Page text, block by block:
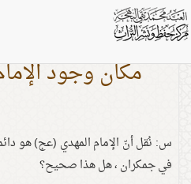
مكان وجود
س: نُقل أنّ الإمام المهدي (عج) هو
في جمكران ، هل هذا صحيح؟